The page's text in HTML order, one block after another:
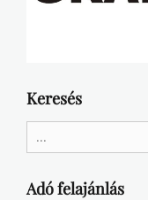
Keresés
for:
Adó felajánlás